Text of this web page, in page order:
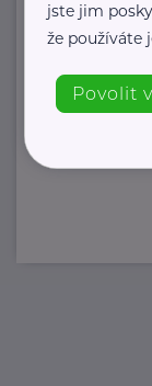
jste jim
že používáte
Povolit